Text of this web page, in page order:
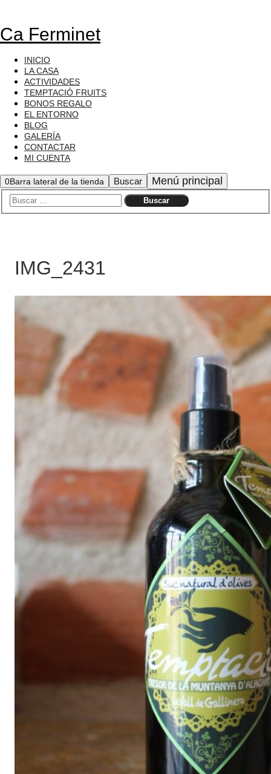
Ca Ferminet
INICIO
LA CASA
ACTIVIDADES
TEMPTACIÓ FRUITS
BONOS REGALO
EL ENTORNO
BLOG
GALERÍA
CONTACTAR
MI CUENTA
0Barra lateral de la tienda Buscar Menú principal
IMG_2431